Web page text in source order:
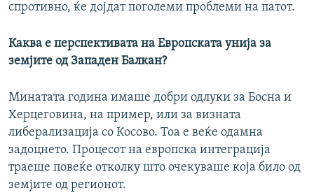
спротивно, ќе дојдат поголеми проблеми на патот.
Каква е перспективата на Европската унија за
земјите од Западен Балкан?
Минатата година имаше добри одлуки за Босна и
Херцеговина, на пример, или за визната
либерализација со Косово. Тоа е веќе одамна
задоцнето. Процесот на европска интеграција
траеше повеќе отколку што очекуваше која било од
земјите од регионот.